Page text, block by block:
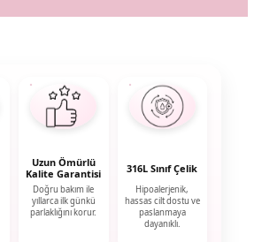
Uzun Ömürlü
Kalite Garantisi
Doğru bakım ile
yıllarca ilk günkü
parlaklığını korur.
316L Sınıf Çelik
Hipoalerjenik,
hassas cilt dostu ve
paslanmaya
dayanıklı.